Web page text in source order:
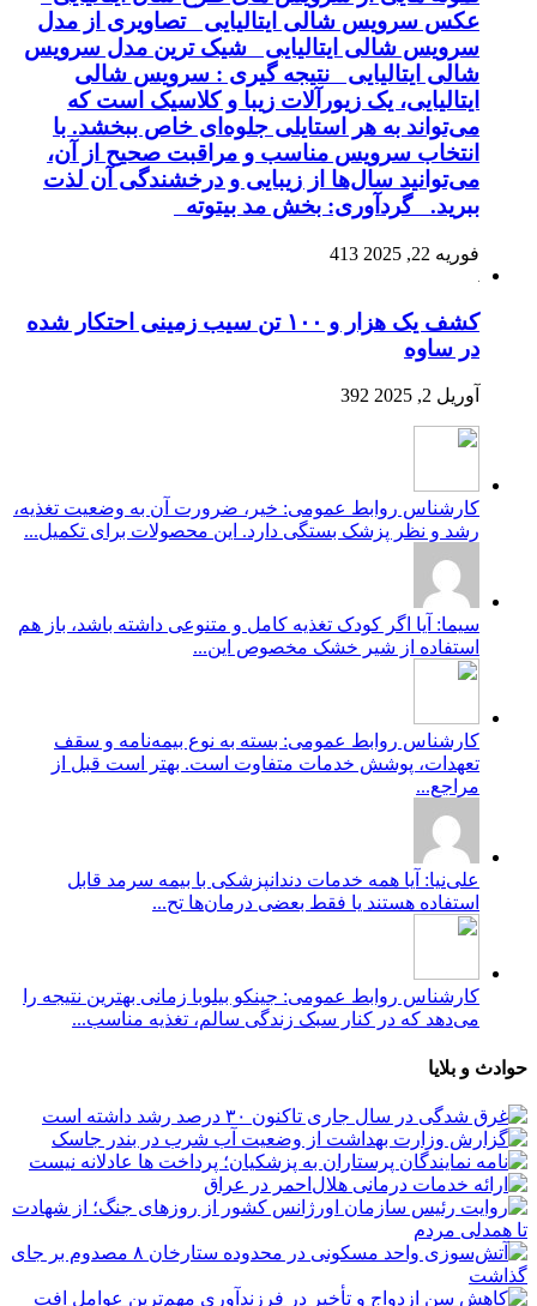
عکس سرویس شالی ایتالیایی تصاویری از مدل
سرویس شالی ایتالیایی شیک ترین مدل سرویس
شالی ایتالیایی نتیجه گیری : سرویس شالی
ایتالیایی، یک زیورآلات زیبا و کلاسیک است که
می‌تواند به هر استایلی جلوه‌ای خاص ببخشد. با
انتخاب سرویس مناسب و مراقبت صحیح از آن،
می‌توانید سال‌ها از زیبایی و درخشندگی آن لذت
ببرید. گردآوری: بخش مد بیتوته
فوریه 22, 2025 413
کشف یک هزار و ۱۰۰ تن سیب زمینی احتکار شده
در ساوه
آوریل 2, 2025 392
کارشناس روابط عمومی: خیر، ضرورت آن به وضعیت تغذیه،
رشد و نظر پزشک بستگی دارد. این محصولات برای تکمیل...
سیما: آیا اگر کودک تغذیه کامل و متنوعی داشته باشد، باز هم
استفاده از شیر خشک مخصوص این...
کارشناس روابط عمومی: بسته به نوع بیمه‌نامه و سقف
تعهدات، پوشش خدمات متفاوت است. بهتر است قبل از
مراجع...
علی‌نیا: آیا همه خدمات دندانپزشکی با بیمه سرمد قابل
استفاده هستند یا فقط بعضی درمان‌ها تح...
کارشناس روابط عمومی: جینکو بیلوبا زمانی بهترین نتیجه را
می‌دهد که در کنار سبک زندگی سالم، تغذیه مناسب...
حوادث و بلایا